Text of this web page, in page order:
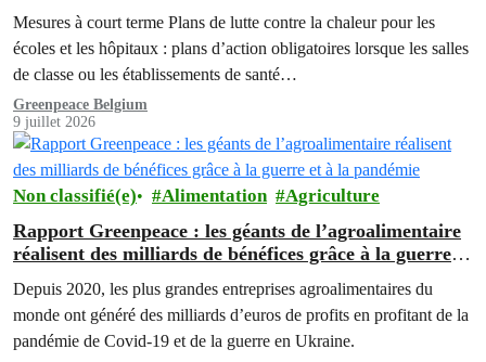
Mesures à court terme Plans de lutte contre la chaleur pour les
écoles et les hôpitaux : plans d’action obligatoires lorsque les salles
de classe ou les établissements de santé…
Greenpeace Belgium
9 juillet 2026
Non classifié(e) Alimentation Agriculture
Rapport Greenpeace : les géants de l’agroalimentaire
réalisent des milliards de bénéfices grâce à la guerre et
Depuis 2020, les plus grandes entreprises agroalimentaires du
monde ont généré des milliards d’euros de profits en profitant de la
pandémie de Covid-19 et de la guerre en Ukraine.